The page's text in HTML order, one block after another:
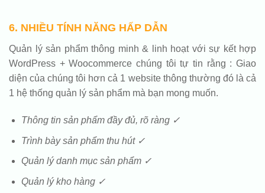
6. NHIỀU TÍNH NĂNG HẤP DẪN
Quản lý sản phẩm thông minh & linh hoạt với sự kết hợp
WordPress + Woocommerce chúng tôi tự tin rằng : Giao
diện của chúng tôi hơn cả 1 website thông thường đó là cả
1 hệ thống quản lý sản phẩm mà bạn mong muốn.
Thông tin sản phẩm đầy đủ, rõ ràng ✓
Trình bày sản phẩm thu hút ✓
Quản lý danh mục sản phẩm ✓
Quản lý kho hàng ✓